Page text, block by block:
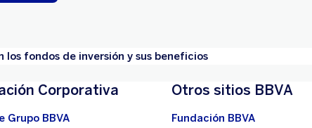
los fondos de inversión y sus beneficios
Corporativa
Grupo BBVA
Otros sitios BBVA
Fundación BBVA